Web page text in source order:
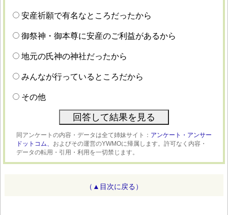
安産祈願で有名なところだったから
御祭神・御本尊に安産のご利益があるから
地元の氏神の神社だったから
みんなが行っているところだから
その他
同アンケートの内容・データは全て姉妹サイト： アンケート・アンサー
ドットコム、 およびその運営のYWMOに帰属します。許可なく内容・
データの転用・引用・利用を一切禁じます。
（▲目次に戻る）